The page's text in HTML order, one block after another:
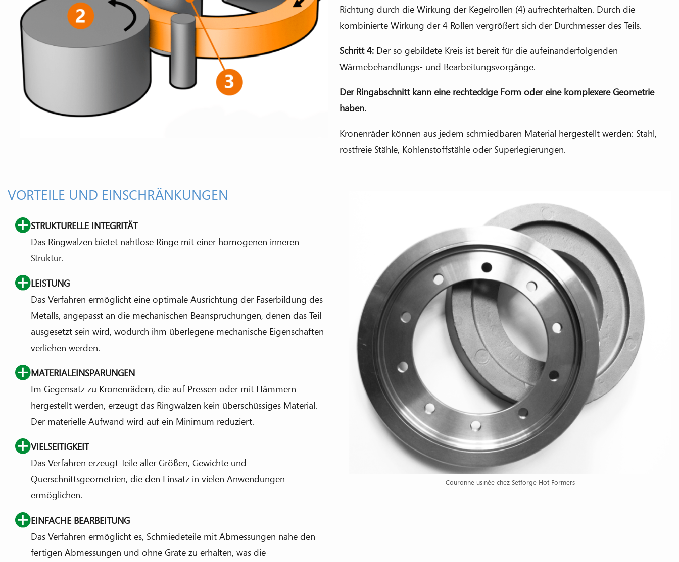
Richtung durch die Wirkung der Kegelrollen (4) aufrechterhalten. Durch die
kombinierte Wirkung der 4 Rollen vergrößert sich der Durchmesser des Teils.
Schritt 4: Der so gebildete Kreis ist bereit für die aufeinanderfolgenden
Wärmebehandlungs- und Bearbeitungsvorgänge.
Der Ringabschnitt kann eine rechteckige Form oder eine komplexere Geometrie
haben.
Kronenräder können aus jedem schmiedbaren Material hergestellt werden: Stahl,
rostfreie Stähle, Kohlenstoffstähle oder Superlegierungen.
VORTEILE UND EINSCHRÄNKUNGEN
STRUKTURELLE INTEGRITÄT
Das Ringwalzen bietet nahtlose Ringe mit einer homogenen inneren
Struktur.
LEISTUNG
Das Verfahren ermöglicht eine optimale Ausrichtung der Faserbildung des
Metalls, angepasst an die mechanischen Beanspruchungen, denen das Teil
ausgesetzt sein wird, wodurch ihm überlegene mechanische Eigenschaften
verliehen werden.
MATERIALEINSPARUNGEN
Im Gegensatz zu Kronenrädern, die auf Pressen oder mit Hämmern
hergestellt werden, erzeugt das Ringwalzen kein überschüssiges Material.
Der materielle Aufwand wird auf ein Minimum reduziert.
VIELSEITIGKEIT
Das Verfahren erzeugt Teile aller Größen, Gewichte und
Querschnittsgeometrien, die den Einsatz in vielen Anwendungen
ermöglichen.
EINFACHE BEARBEITUNG
Das Verfahren ermöglicht es, Schmiedeteile mit Abmessungen nahe den
fertigen Abmessungen und ohne Grate zu erhalten, was die
Couronne usinée chez Setforge Hot Formers